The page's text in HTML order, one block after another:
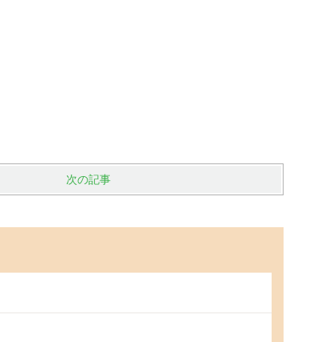
次の記事